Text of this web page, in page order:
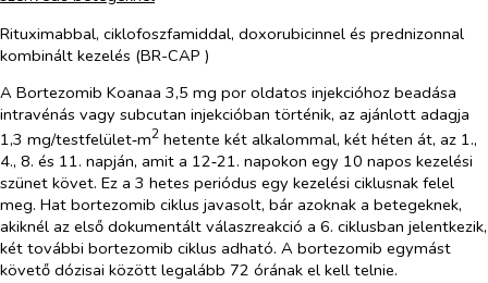
Rituximabbal, ciklofoszfamiddal, doxorubicinnel és prednizonnal
kombinált kezelés (BR-CAP )
A Bortezomib Koanaa 3,5 mg por oldatos injekcióhoz beadása
intravénás vagy subcutan injekcióban történik, az ajánlott adagja
1,3 mg/testfelület‑m2 hetente két alkalommal, két héten át, az 1.,
4., 8. és 11. napján, amit a 12‑21. napokon egy 10 napos kezelési
szünet követ. Ez a 3 hetes periódus egy kezelési ciklusnak felel
meg. Hat bortezomib ciklus javasolt, bár azoknak a betegeknek,
akiknél az első dokumentált válaszreakció a 6. ciklusban jelentkezik,
két további bortezomib ciklus adható. A bortezomib egymást
követő dózisai között legalább 72 órának el kell telnie.